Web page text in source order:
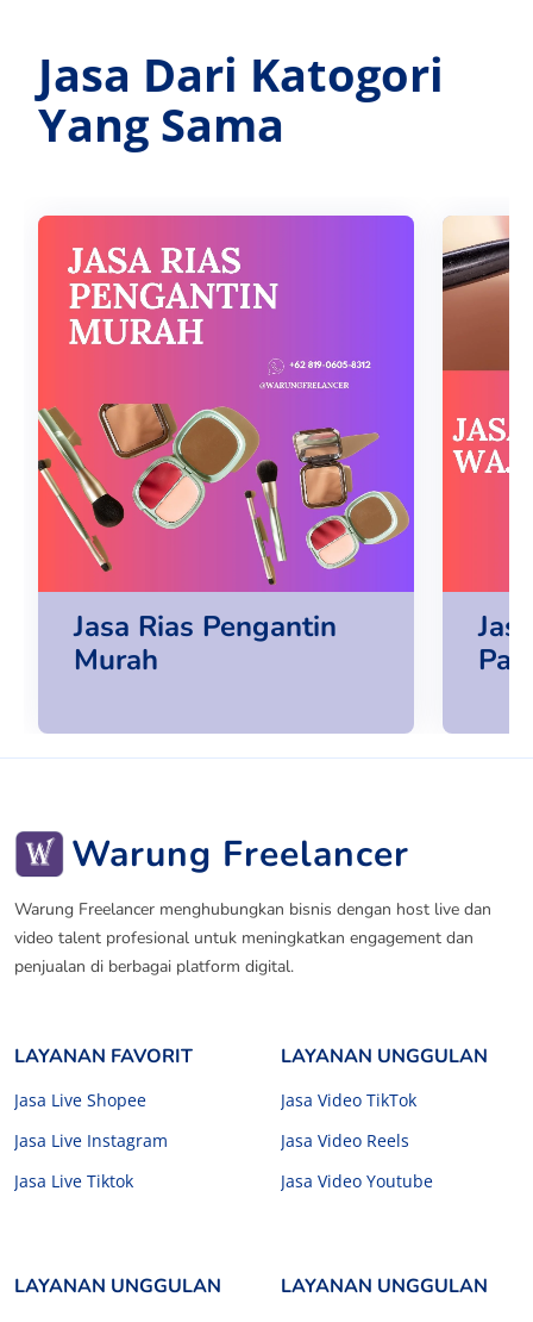
Jasa Dari Katogori
Yang Sama
Jasa Rias Pengantin
Murah
Warung Freelancer
Warung Freelancer menghubungkan bisnis dengan host live dan
video talent profesional untuk meningkatkan engagement dan
penjualan di berbagai platform digital.
LAYANAN FAVORIT
Jasa Live Shopee
Jasa Live Instagram
Jasa Live Tiktok
LAYANAN UNGGULAN
Jasa Video TikTok
Jasa Video Reels
Jasa Video Youtube
LAYANAN UNGGULAN LAYANAN UNGGULAN